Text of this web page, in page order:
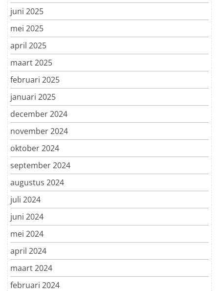
juni 2025
mei 2025
april 2025
maart 2025
februari 2025
januari 2025
december 2024
november 2024
oktober 2024
september 2024
augustus 2024
juli 2024
juni 2024
mei 2024
april 2024
maart 2024
februari 2024